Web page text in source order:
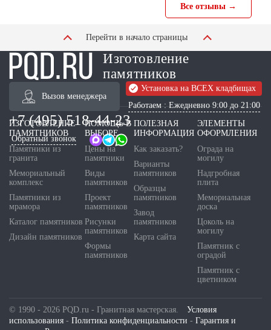
Все отзывы →
Перейти в начало страницы
Изготовление
памятников
Вызов менеджера
Установка на ВСЕХ кладбищах
Работаем : Ежедневно 9:00 до 21:00
+7 (495) 518-44-23
Обратный звонок
ИЗГОТОВЛЕНИЕ
ПАМЯТНИКОВ
Памятники из
гранита
Мемориальный
комплекс
Памятники из
мрамора
Каталог памятников
Дизайн памятников
ПОМОЩЬ В
ВЫБОРЕ
Цены на
памятники
Виды
памятников
Проект
памятников
Рисунки
памятников
Формы
памятников
ПОЛЕЗНАЯ
ИНФОРМАЦИЯ
Как заказать?
Варианты
памятников
Образцы
памятников
Завод
памятников
Карта сайта
ЭЛЕМЕНТЫ
ОФОРМЛЕНИЯ
Ограда на
могилу
Надгробная
плита
Мемориальная
доска
Цоколь на
могилу
Памятник с
оградой
Памятник с
цветником
© 1990 - 2026 PQD.ru - Гранитная мастерская. Условия
использования - Политика конфиденциальности - Гарантия и